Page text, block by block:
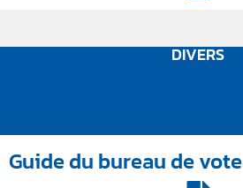
DIVERS
Guide du bureau de vote